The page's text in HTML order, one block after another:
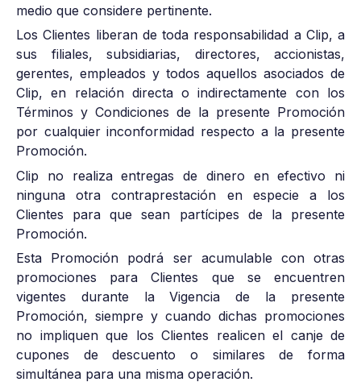
medio que considere pertinente.
Los Clientes liberan de toda responsabilidad a Clip, a
sus filiales, subsidiarias, directores, accionistas,
gerentes, empleados y todos aquellos asociados de
Clip, en relación directa o indirectamente con los
Términos y Condiciones de la presente Promoción
por cualquier inconformidad respecto a la presente
Promoción.
Clip no realiza entregas de dinero en efectivo ni
ninguna otra contraprestación en especie a los
Clientes para que sean partícipes de la presente
Promoción.
Esta Promoción podrá ser acumulable con otras
promociones para Clientes que se encuentren
vigentes durante la Vigencia de la presente
Promoción, siempre y cuando dichas promociones
no impliquen que los Clientes realicen el canje de
cupones de descuento o similares de forma
simultánea para una misma operación.